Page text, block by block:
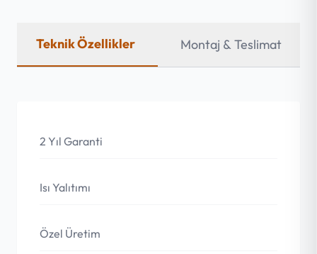
Teknik Özellikler Montaj & Teslimat
2 Yıl Garanti
Isı Yalıtımı
Özel Üretim